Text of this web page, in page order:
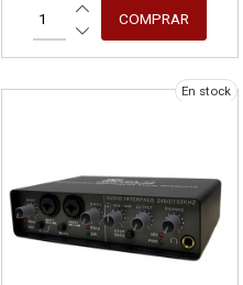
En stock